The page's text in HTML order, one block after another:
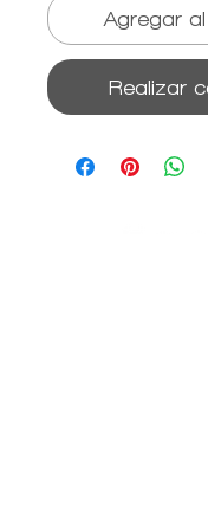
Agregar
Realizar